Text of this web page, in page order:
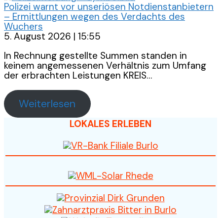
Polizei warnt vor unseriösen Notdienstanbietern
– Ermittlungen wegen des Verdachts des
Wuchers
5. August 2026 | 15:55
In Rechnung gestellte Summen standen in
keinem angemessenen Verhältnis zum Umfang
der erbrachten Leistungen KREIS…
Weiterlesen
LOKALES ERLEBEN